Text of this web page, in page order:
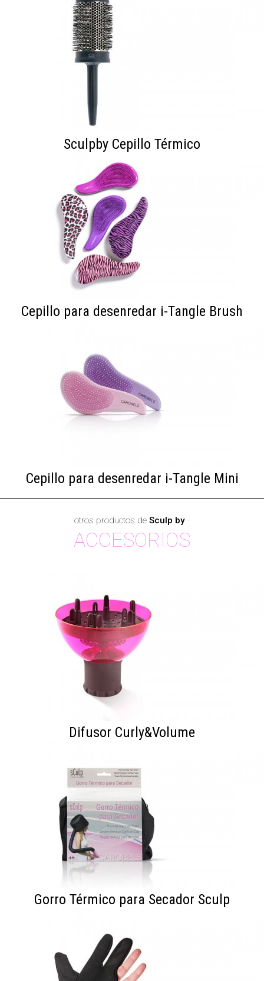
Sculpby Cepillo Térmico
Cepillo para desenredar i-Tangle Brush
Cepillo para desenredar i-Tangle Mini
otros productos de Sculp by ·
ACCESORIOS
Difusor Curly&Volume
Gorro Térmico para Secador Sculp